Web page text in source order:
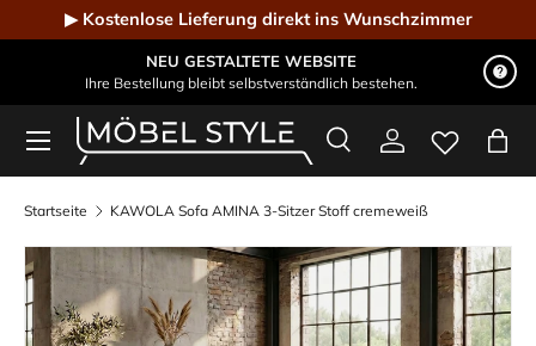
Direkt zum Inhalt
▶ Kostenlose Lieferung direkt ins Wunschzimmer
NEU GESTALTETE WEBSITE
Ihre Bestellung bleibt selbstverständlich bestehen.
Möbel Style - Der Online-Shop für Designmöbel
Suchen
SucheEinloggen
Menü
Startseite KAWOLA Sofa AMINA 3-Sitzer Stoff cremeweiß